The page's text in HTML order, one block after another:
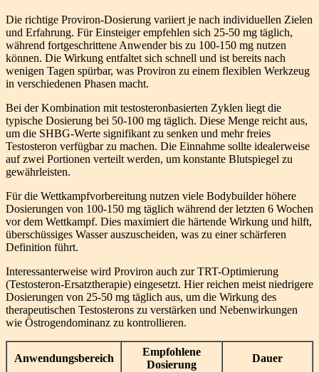
Die richtige Proviron-Dosierung variiert je nach individuellen Zielen
und Erfahrung. Für Einsteiger empfehlen sich 25-50 mg täglich,
während fortgeschrittene Anwender bis zu 100-150 mg nutzen
können. Die Wirkung entfaltet sich schnell und ist bereits nach
wenigen Tagen spürbar, was Proviron zu einem flexiblen Werkzeug
in verschiedenen Phasen macht.
Bei der Kombination mit testosteronbasierten Zyklen liegt die
typische Dosierung bei 50-100 mg täglich. Diese Menge reicht aus,
um die SHBG-Werte signifikant zu senken und mehr freies
Testosteron verfügbar zu machen. Die Einnahme sollte idealerweise
auf zwei Portionen verteilt werden, um konstante Blutspiegel zu
gewährleisten.
Für die Wettkampfvorbereitung nutzen viele Bodybuilder höhere
Dosierungen von 100-150 mg täglich während der letzten 6 Wochen
vor dem Wettkampf. Dies maximiert die härtende Wirkung und hilft,
überschüssiges Wasser auszuscheiden, was zu einer schärferen
Definition führt.
Interessanterweise wird Proviron auch zur TRT-Optimierung
(Testosteron-Ersatztherapie) eingesetzt. Hier reichen meist niedrigere
Dosierungen von 25-50 mg täglich aus, um die Wirkung des
therapeutischen Testosterons zu verstärken und Nebenwirkungen
wie Östrogendominanz zu kontrollieren.
Anwendungsbereich
Empfohlene
Dosierung
Dauer